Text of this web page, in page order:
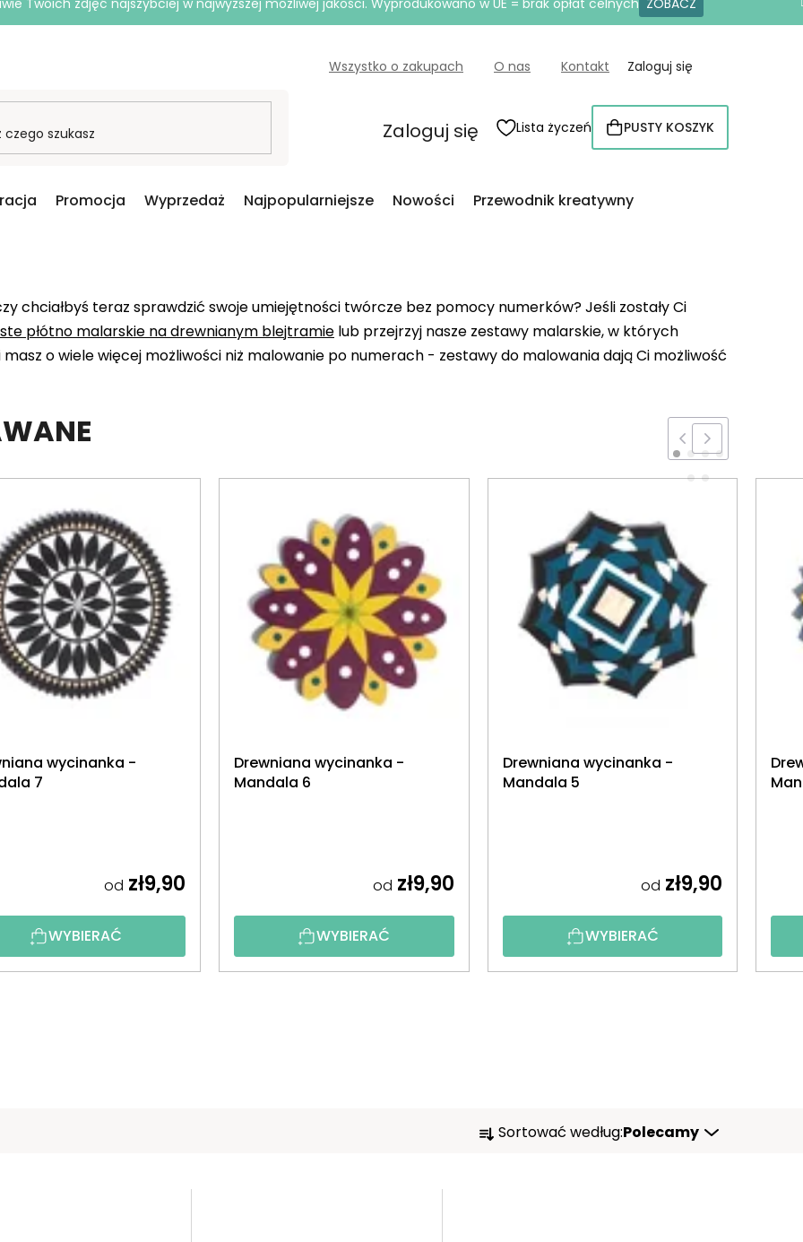
Twoich zdjęć najszybciej w najwyższej możliwej jakości. Wyprodukowano w UE = brak opłat celnych ZOBACZ
Wszystko o zakupach O nas Kontakt Zaloguj się
Zaloguj się Lista życzeń KOSZYK
PUSTY KOSZYK
Promocja Wyprzedaż Najpopularniejsze Nowości Przewodnik kreatywny
chciałbyś teraz sprawdzić swoje umiejętności twórcze bez pomocy numerków? Jeśli zostały Ci
płótno malarskie na drewnianym blejtramie lub przejrzyj nasze zestawy malarskie, w których
masz o wiele więcej możliwości niż malowanie po numerach - zestawy do malowania dają Ci możliwość
wycinanka -
7
od zł9,90
WYBIERAĆ
Drewniana wycinanka -
Mandala 6
od zł9,90
WYBIERAĆ
Drewniana wycinanka -
Mandala 5
od zł9,90
WYBIERAĆ
S Sortować według:Polecamy